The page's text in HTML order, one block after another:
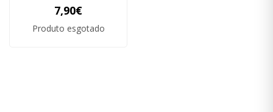
7,90€
Produto esgotado